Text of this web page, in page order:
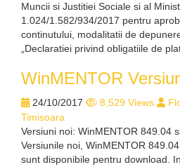
Muncii si Justitiei Sociale si al
1.024/1.582/934/2017 pentru
continutului, modalitatii de
„Declaratiei privind obligatiile de
WinMENTOR
24/10/2017 8,529 Views
Timisoara
Versiuni noi: WinMENTOR 849.04
Versiunile noi, WinMENTOR
sunt disponibile pentru download.